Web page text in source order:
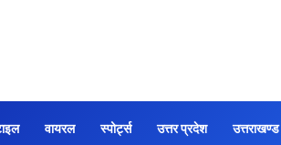
वायरल स्पोर्ट्स उत्तर प्रदेश उत्तराखण्ड